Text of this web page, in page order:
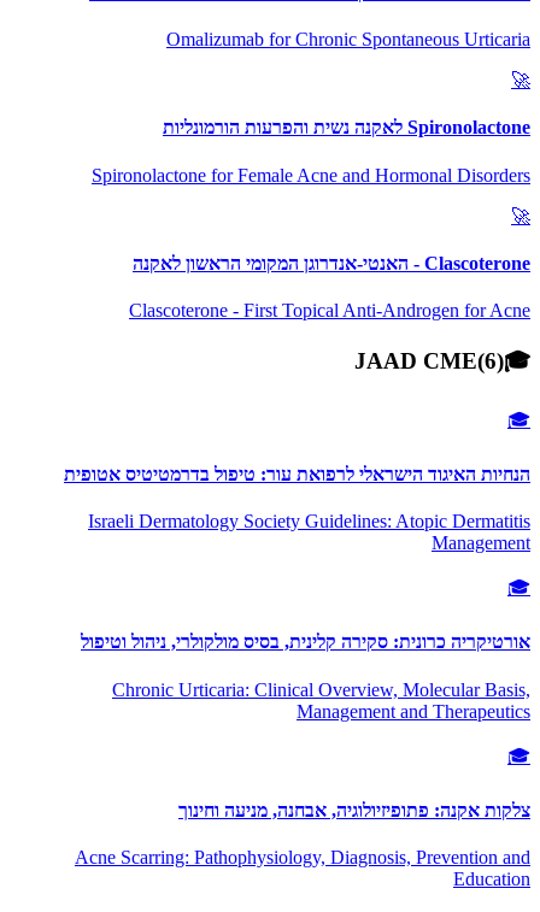
Omalizumab for Chronic Spontaneous Urticaria
🚀
Spironolactone לאקנה נשית והפרעות הורמונליות
Spironolactone for Female Acne and Hormonal Disorders
🚀
Clascoterone - האנטי-אנדרוגן המקומי הראשון לאקנה
Clascoterone - First Topical Anti-Androgen for Acne
🎓
JAAD CME(6)
🎓
הנחיות האיגוד הישראלי לרפואת עור: טיפול בדרמטיטיס אטופית
Israeli Dermatology Society Guidelines: Atopic Dermatitis
Management
🎓
אורטיקריה כרונית: סקירה קלינית, בסיס מולקולרי, ניהול וטיפול
Chronic Urticaria: Clinical Overview, Molecular Basis,
Management and Therapeutics
🎓
צלקות אקנה: פתופיזיולוגיה, אבחנה, מניעה וחינוך
Acne Scarring: Pathophysiology, Diagnosis, Prevention and
Education